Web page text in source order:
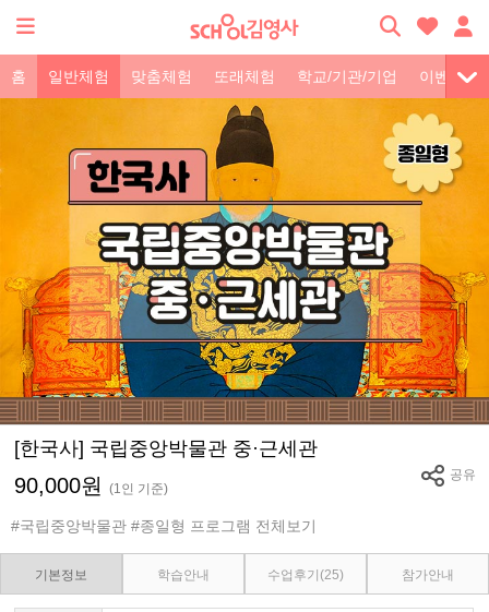
홈 일반체험 맞춤체험 또래체험 학교/기관/기업 이벤트
[한국사] 국립중앙박물관 중·근세관
90,000원(1인 기준)
공유
#국립중앙박물관 #종일형 프로그램 전체보기
기본정보 학습안내 수업후기 (25) 참가안내